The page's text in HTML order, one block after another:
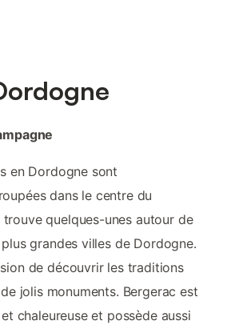
en Dordogne sont
dans le centre du
quelques-unes autour de
plus grandes villes de Dordogne.
de découvrir les traditions
jolis monuments. Bergerac est
chaleureuse et possède aussi